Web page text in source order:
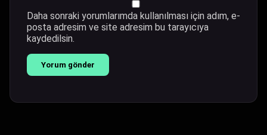
Daha sonraki yorumlarımda kullanılması için adım, e-
posta adresim ve site adresim bu tarayıcıya
kaydedilsin.